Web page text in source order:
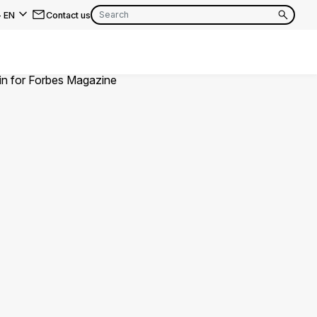
EN
EN FR
Contact us